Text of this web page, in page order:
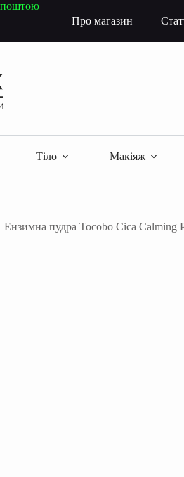
поштою
Про магазин
Тіло Макіяж
Ензимна пудра Tocobo Cica Calming